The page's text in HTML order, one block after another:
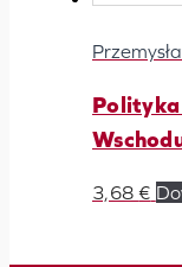
Polityka
3,68€